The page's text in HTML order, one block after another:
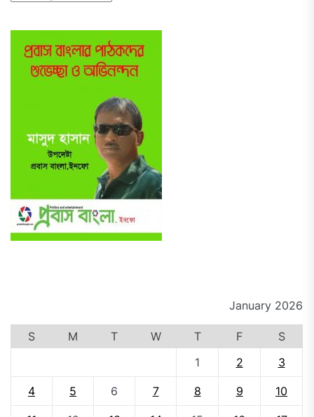
January 2026
S M T W T F
S
1
2 3
4 5 6 7 8 9 10